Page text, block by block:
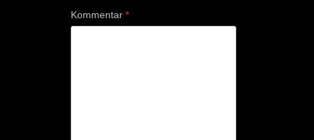
Kommentar *